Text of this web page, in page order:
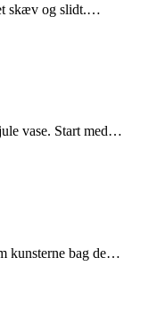
skæv og slidt.…
vase. Start med…
kunsterne bag de…